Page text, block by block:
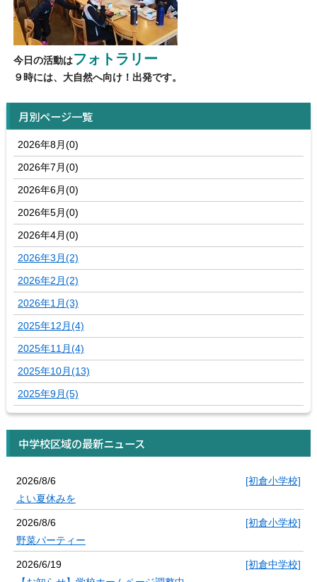
今日の活動はフォトラリー
９時には、大自然へ向け！出発です。
月別ページ一覧
2026年8月(0)
2026年7月(0)
2026年6月(0)
2026年5月(0)
2026年4月(0)
2026年3月(2)
2026年2月(2)
2026年1月(3)
2025年12月(4)
2025年11月(4)
2025年10月(13)
2025年9月(5)
中学校区域の最新ニュース
2026/8/6
[初倉小学校]
よい夏休みを
2026/8/6
[初倉小学校]
野菜パーティー
2026/6/19
[初倉中学校]